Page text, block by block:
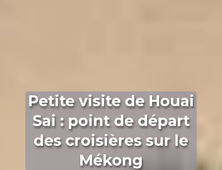
Petite visite de Houai
Sai : point de départ
des croisières sur le
Mékong